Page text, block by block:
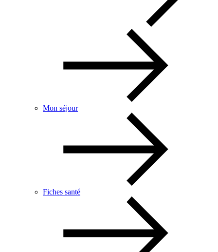
Mon séjour
Fiches santé